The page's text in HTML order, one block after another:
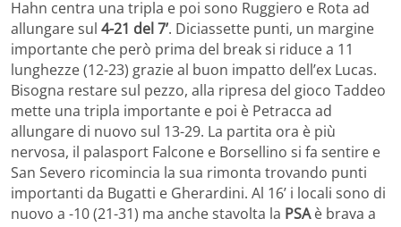
Hahn centra una tripla e poi sono Ruggiero e Rota ad
allungare sul 4-21 del 7’. Diciassette punti, un margine
importante che però prima del break si riduce a 11
lunghezze (12-23) grazie al buon impatto dell’ex Lucas.
Bisogna restare sul pezzo, alla ripresa del gioco Taddeo
mette una tripla importante e poi è Petracca ad
allungare di nuovo sul 13-29. La partita ora è più
nervosa, il palasport Falcone e Borsellino si fa sentire e
San Severo ricomincia la sua rimonta trovando punti
importanti da Bugatti e Gherardini. Al 16’ i locali sono di
nuovo a -10 (21-31) ma anche stavolta la PSAè brava a